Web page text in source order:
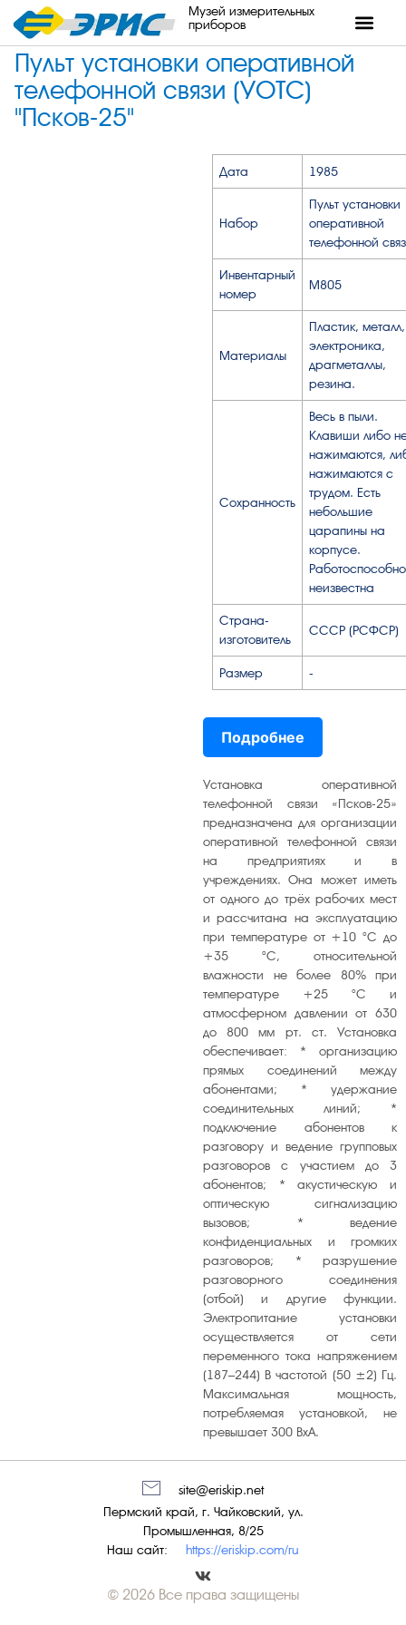
Музей измерительных
приборов
Пульт установки оперативной
телефонной связи (УОТС)
"Псков-25"
Дата 1985
Набор
Пульт установки
оперативной
телефонной
Инвентарный
номер
М805
Материалы
Пластик, металл,
электроника,
драгметаллы,
резина.
Сохранность
Весь в пыли.
Клавиши либо
нажимаются,
нажимаются с
трудом. Есть
небольшие
царапины на
корпусе.
неизвестна
Страна-
изготовитель
СССР (РСФСР)
Размер -
Подробнее
Установка оперативной
телефонной связи «Псков-25»
предназначена для организации
оперативной телефонной связи
на предприятиях и в
учреждениях. Она может иметь
от одного до трёх рабочих мест
и рассчитана на эксплуатацию
при температуре от +10 °C до
+35 °C, относительной
влажности не более 80% при
температуре +25 °C и
атмосферном давлении от 630
до 800 мм рт. ст. Установка
обеспечивает: * организацию
прямых соединений между
абонентами; * удержание
соединительных линий; *
подключение абонентов к
разговору и ведение групповых
разговоров с участием до 3
абонентов; * акустическую и
оптическую сигнализацию
вызовов; * ведение
конфиденциальных и громких
разговоров; * разрушение
разговорного соединения
(отбой) и другие функции.
Электропитание установки
осуществляется от сети
переменного тока напряжением
(187–244) В частотой (50 ±2) Гц.
Максимальная мощность,
потребляемая установкой, не
превышает 300 ВхА.
Наш сайт: https://eriskip.com/ru
Пермский край, г. Чайковский, ул.
Промышленная, 8/25
site@eriskip.net
© 2026 Все права защищены